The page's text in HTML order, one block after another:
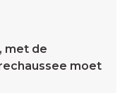
met de
moet